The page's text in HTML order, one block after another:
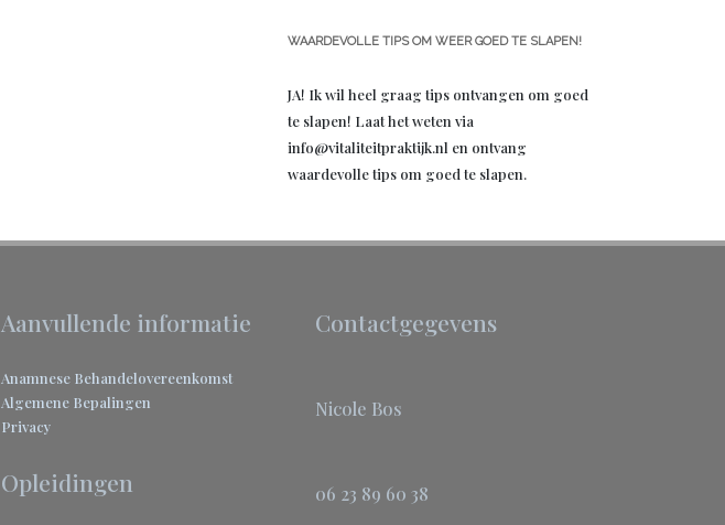
WAARDEVOLLE TIPS OM WEER GOED TE SLAPEN!
JA! Ik wil heel graag tips ontvangen om goed
te slapen! Laat het weten via
info@vitaliteitpraktijk.nl en ontvang
waardevolle tips om goed te slapen.
Aanvullende informatie
Anamnese Behandelovereenkomst
Algemene Bepalingen
Privacy
Opleidingen
Contactgegevens
Nicole Bos
06 23 89 60 38